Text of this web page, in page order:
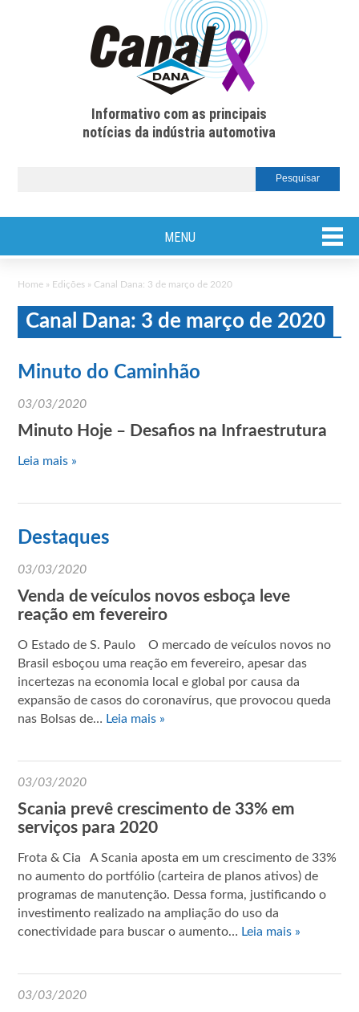
Informativo com as principais
notícias da indústria automotiva
MENU
Home » Edições » Canal Dana: 3 de março de 2020
Canal Dana: 3 de março de 2020
Minuto do Caminhão
03/03/2020
Minuto Hoje – Desafios na Infraestrutura
Leia mais »
Destaques
03/03/2020
Venda de veículos novos esboça leve
reação em fevereiro
O Estado de S. Paulo O mercado de veículos novos no
Brasil esboçou uma reação em fevereiro, apesar das
incertezas na economia local e global por causa da
expansão de casos do coronavírus, que provocou queda
nas Bolsas de… Leia mais »
03/03/2020
Scania prevê crescimento de 33% em
serviços para 2020
Frota & Cia A Scania aposta em um crescimento de 33%
no aumento do portfólio (carteira de planos ativos) de
programas de manutenção. Dessa forma, justificando o
investimento realizado na ampliação do uso da
conectividade para buscar o aumento… Leia mais »
03/03/2020